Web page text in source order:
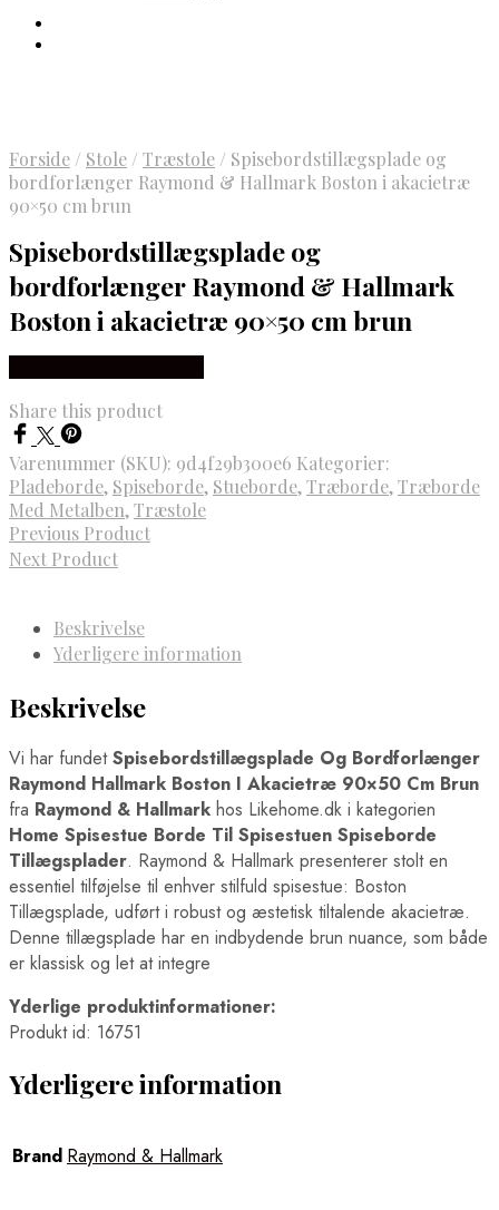
Forside / Stole / Træstole / Spisebordstillægsplade og
bordforlænger Raymond & Hallmark Boston i akacietræ
90×50 cm brun
Spisebordstillægsplade og
bordforlænger Raymond & Hallmark
Boston i akacietræ 90×50 cm brun
Share this product
Varenummer (SKU): 9d4f29b300e6 Kategorier:
Pladeborde, Spiseborde, Stueborde,Træborde,Træborde
Med Metalben,Træstole
Previous Product
Next Product
Beskrivelse
Yderligere information
Beskrivelse
Vi har fundetSpisebordstillægsplade Og Bordforlænger
Raymond Hallmark Boston I Akacietræ 90×50 Cm Brun
fra Raymond & Hallmark hos Likehome.dk i kategorien
Home Spisestue Borde Til Spisestuen Spiseborde
Tillægsplader. Raymond & Hallmark presenterer stolt en
essentiel tilføjelse til enhver stilfuld spisestue: Boston
Tillægsplade, udført i robust og æstetisk tiltalende akacietræ.
Denne tillægsplade har en indbydende brun nuance, som både
er klassisk og let at integre
Yderlige produktinformationer:
Produkt id: 16751
Yderligere information
Brand Raymond & Hallmark